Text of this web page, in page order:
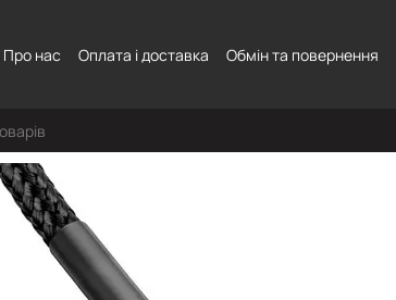
Про нас
Оплата і доставка Обмін та повернення